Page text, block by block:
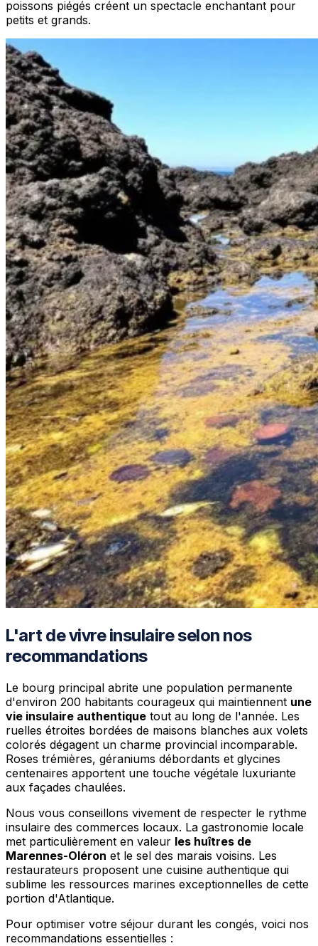
poissons piégés créent un spectacle enchantant pour
petits et grands.
L'art de vivre insulaire selon nos
recommandations
Le bourg principal abrite une population permanente
d'environ 200 habitants courageux qui maintiennent une
vie insulaire authentique tout au long de l'année. Les
ruelles étroites bordées de maisons blanches aux volets
colorés dégagent un charme provincial incomparable.
Roses trémières, géraniums débordants et glycines
centenaires apportent une touche végétale luxuriante
aux façades chaulées.
Nous vous conseillons vivement de respecter le rythme
insulaire des commerces locaux. La gastronomie locale
met particulièrement en valeur les huîtres de
Marennes-Oléron et le sel des marais voisins. Les
restaurateurs proposent une cuisine authentique qui
sublime les ressources marines exceptionnelles de cette
portion d'Atlantique.
Pour optimiser votre séjour durant les congés, voici nos
recommandations essentielles :